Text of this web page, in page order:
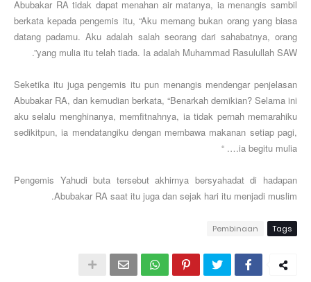
Abubakar RA tidak dapat menahan air matanya, ia menangis sambil
berkata kepada pengemis itu, “Aku memang bukan orang yang biasa
datang padamu. Aku adalah salah seorang dari sahabatnya, orang
yang mulia itu telah tiada. Ia adalah Muhammad Rasulullah SAW”.
Seketika itu juga pengemis itu pun menangis mendengar penjelasan
Abubakar RA, dan kemudian berkata, “Benarkah demikian? Selama ini
aku selalu menghinanya, memfitnahnya, ia tidak pernah memarahiku
sedikitpun, ia mendatangiku dengan membawa makanan setiap pagi,
ia begitu mulia…. “
Pengemis Yahudi buta tersebut akhirnya bersyahadat di hadapan
Abubakar RA saat itu juga dan sejak hari itu menjadi muslim.
Tags
Pembinaan